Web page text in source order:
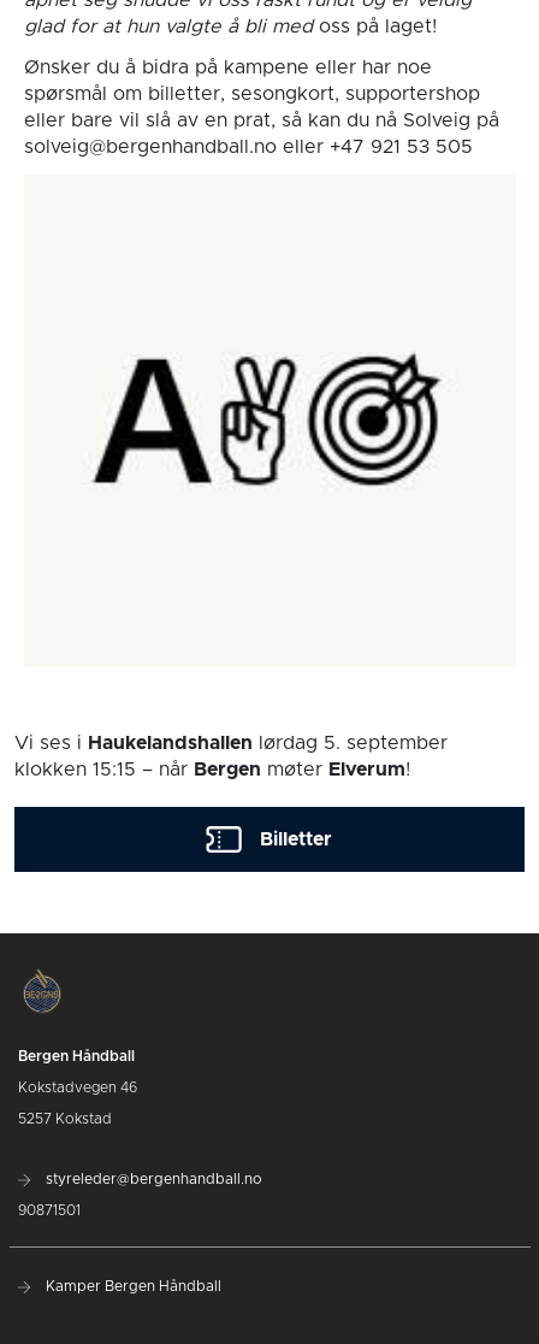
glad for at hun valgte å bli medoss på laget!
Ønsker du å bidra på kampene eller har noe
spørsmål om billetter, sesongkort, supportershop
eller bare vil slå av en prat, så kan du nå Solveig på
solveig@bergenhandball.no eller +47 921 53 505
Vi ses i Haukelandshallen lørdag 5. september
klokken 15:15 – når Bergen møter Elverum!
Billetter
Bergen Håndball
Kokstadvegen 46
5257 Kokstad
styreleder@bergenhandball.no
90871501
Kamper Bergen Håndball